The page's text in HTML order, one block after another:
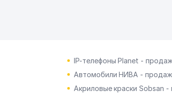
IP-телефоны Planet -
Автомобили НИВА -
Акриловые краски Sobsan